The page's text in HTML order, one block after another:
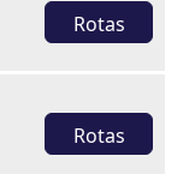
Rotas
Rotas
PRO